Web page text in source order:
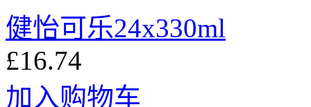
健怡可乐24x330ml
£16.74
加入购物车